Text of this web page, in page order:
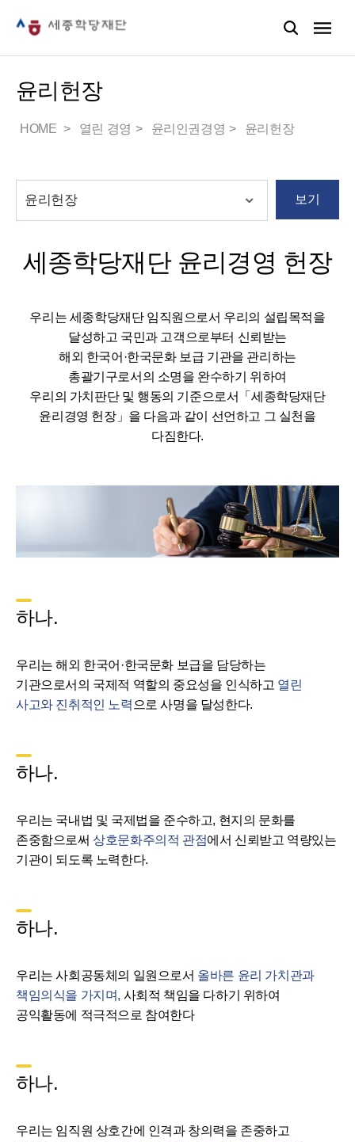
윤리헌장
HOME 열린 경영 윤리인권경영 윤리헌장
보기
세종학당재단 윤리경영 헌장
우리는 세종학당재단 임직원으로서 우리의 설립목적을
달성하고 국민과 고객으로부터 신뢰받는
해외 한국어·한국문화 보급 기관을 관리하는
총괄기구로서의 소명을 완수하기 위하여
우리의 가치판단 및 행동의 기준으로서「세종학당재단
윤리경영 헌장」을 다음과 같이 선언하고 그 실천을
다짐한다.
하나.
우리는 해외 한국어·한국문화 보급을 담당하는
기관으로서의 국제적 역할의 중요성을 인식하고 열린
사고와 진취적인 노력 으로 사명을 달성한다.
하나.
우리는 국내법 및 국제법을 준수하고, 현지의 문화를
존중함으로써상호문화주의적 관점에서 신뢰받고 역량있는
기관이 되도록 노력한다.
하나.
우리는 사회공동체의 일원으로서 올바른 윤리 가치관과
책임의식을 가지며, 사회적 책임을 다하기 위하여
공익활동에 적극적으로 참여한다
하나.
우리는 임직원 상호간에 인격과 창의력을 존중하고